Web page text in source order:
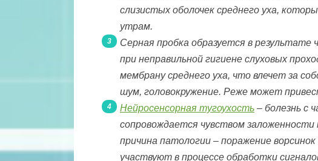
слизистых оболочек среднего уха,
утрам.
Серная пробка образуется в результате
при неправильной гигиене слуховых
мембрану среднего уха, что влечет за
шум, головокружение. Реже может
Нейросенсорная тугоухость – болезнь с
сопровождается чувством
причина патологии – поражение
участвуют в процессе обработки